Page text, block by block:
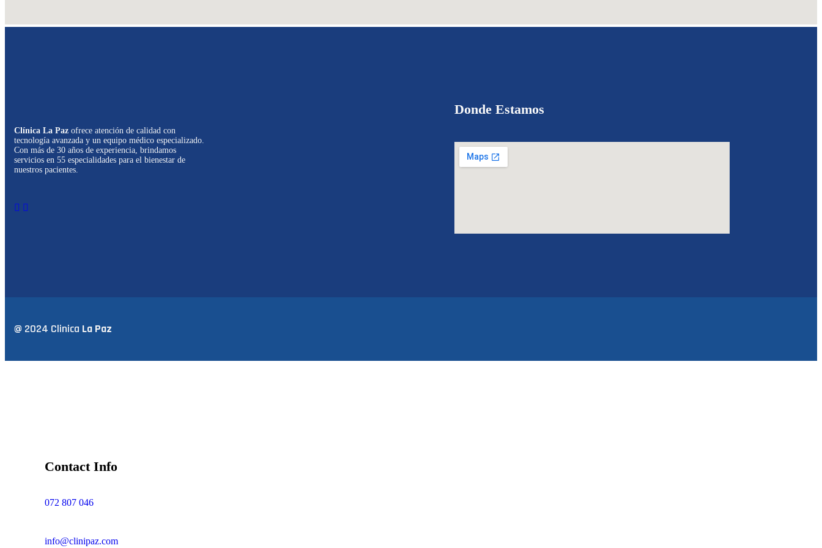
Clínica La Paz ofrece atención de calidad con
tecnología avanzada y un equipo médico especializado.
Con más de 30 años de experiencia, brindamos
servicios en 55 especialidades para el bienestar de
nuestros pacientes.
Donde Estamos
@ 2024 Clinica La Paz
Contact Info
072 807 046
info@clinipaz.com